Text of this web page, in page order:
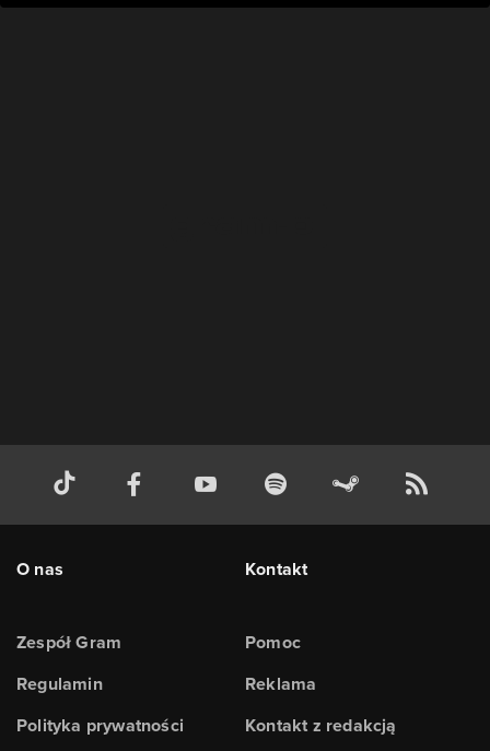
O nas
Zespół Gram
Regulamin
Polityka prywatności
Kontakt
Pomoc
Reklama
Kontakt z redakcją